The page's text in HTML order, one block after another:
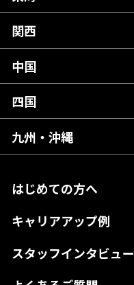
はじめての方へ
キャリアアップ例
スタッフインタビュー
岩手県
宮城県
福島県
群馬県
千葉県
東京都
神奈川県
富山県
石川県
山梨県
長野県
岐阜県
静岡県
愛知県
関西
滋賀県
京都府
大阪府
奈良県
和歌山県
中国
広島県
岡山県
島根県
山口県
四国
愛媛県
高知県
徳島県
九州・沖縄